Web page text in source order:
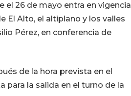
el 26 de mayo entra en vigencia
El Alto, el altiplano y los valles
Pérez, en conferencia de
de la hora prevista en el
para la salida en el turno de la